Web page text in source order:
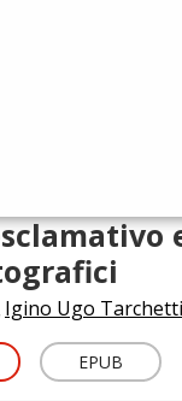
Igino Ugo Tarchetti
EPUB